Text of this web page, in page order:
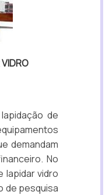
de
demandam
No
lapidar vidro
de pesquisa